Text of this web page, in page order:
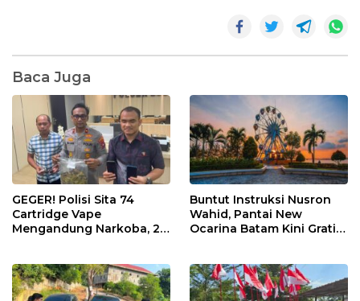
Baca Juga
GEGER! Polisi Sita 74
Cartridge Vape
Mengandung Narkoba, 2
Buntut Instruksi Nusron
Wahid, Pantai New
Ocarina Batam Kini Gratis!